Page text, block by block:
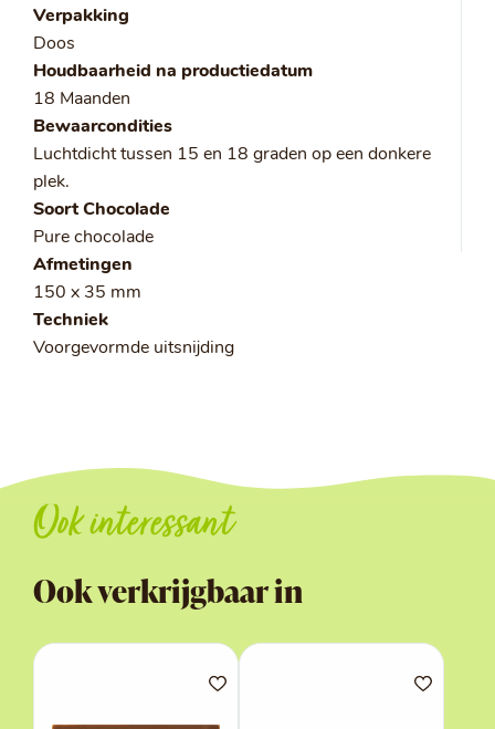
Verpakking
Doos
Houdbaarheid na productiedatum
18 Maanden
Bewaarcondities
Luchtdicht tussen 15 en 18 graden op een donkere
plek.
Soort Chocolade
Pure chocolade
Afmetingen
150 x 35 mm
Techniek
Voorgevormde uitsnijding
Ook interessant
Ook verkrijgbaar in